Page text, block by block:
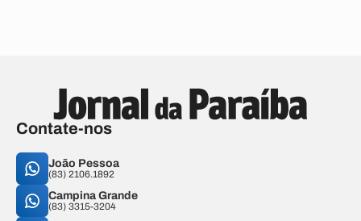
Contate-nos
João Pessoa
(83) 2106.1892
Campina Grande
(83) 3315-3204